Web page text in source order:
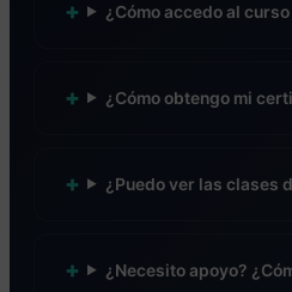
¿Cómo accedo al
¿Cómo obtengo mi
¿Puedo ver las clases
¿Necesito apoyo?